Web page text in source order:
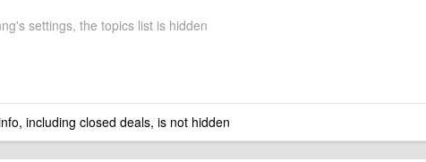
settings, the topics list is hidden
including closed deals, is not hidden